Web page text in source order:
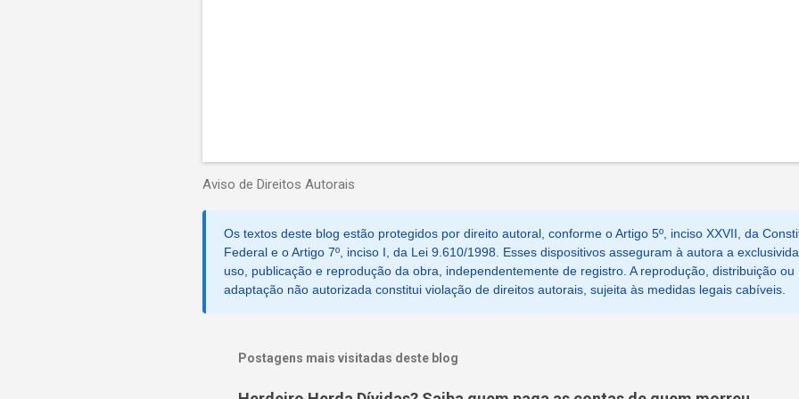
Aviso de Direitos Autorais
Os textos deste blog estão protegidos por direito autoral, conforme o Artigo 5º, inciso XXVII, da
Federal e o Artigo 7º, inciso I, da Lei 9.610/1998. Esses dispositivos asseguram à autora a
uso, publicação e reprodução da obra, independentemente de registro. A reprodução, distribuição ou
adaptação não autorizada constitui violação de direitos autorais, sujeita às medidas legais cabíveis.
Postagens mais visitadas deste blog